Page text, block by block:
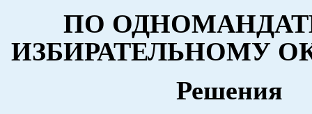
ПО
ИЗБИРАТЕЛЬНОМУ
Решения